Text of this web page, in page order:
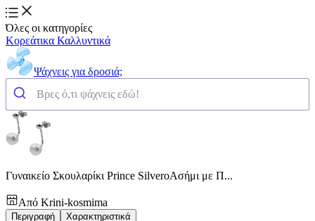
Όλες οι κατηγορίες
Κορεάτικα Καλλυντικά
Ψάχνεις για δροσιά;
Γυναικείο Σκουλαρίκι Prince SilveroΑσήμι με Π...
Από Krini-kosmima
Περιγραφή Χαρακτηριστικά